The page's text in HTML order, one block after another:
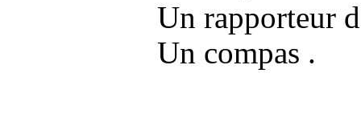
Un rapporteur
Un compas .